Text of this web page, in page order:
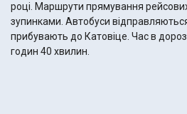
році. Маршрути прямування рейсових
зупинками. Автобуси
прибувають до Катовіце. Час в
годин 40 хвилин.